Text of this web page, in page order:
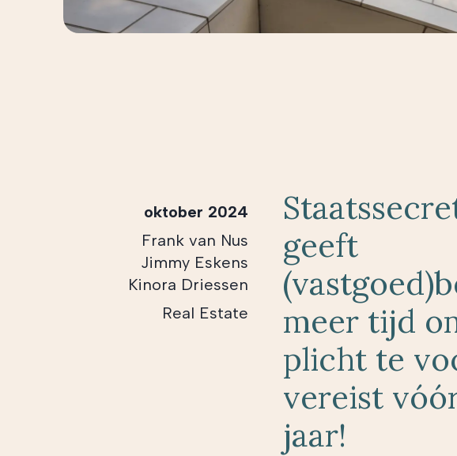
geeft
meer tijd
plicht te
vereist
jaar!
oktober 2024
Frank van Nus
Jimmy Eskens
Kinora Driessen
Real Estate